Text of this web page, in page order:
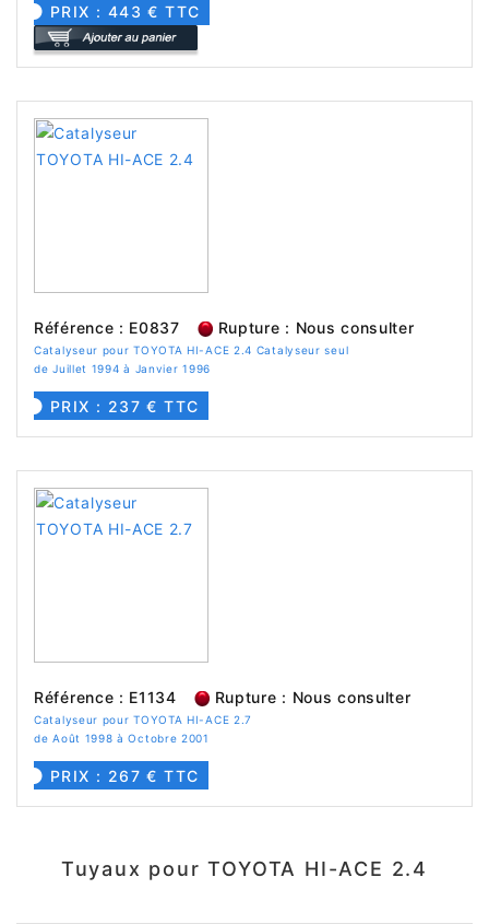
PRIX : 443 € TTC
Référence : E0837 Rupture : Nous consulter
Catalyseur pour TOYOTA HI-ACE 2.4 Catalyseur seul
de Juillet 1994 à Janvier 1996
PRIX : 237 € TTC
Référence : E1134 Rupture : Nous consulter
Catalyseur pour TOYOTA HI-ACE 2.7
de Août 1998 à Octobre 2001
PRIX : 267 € TTC
Tuyaux pour TOYOTA HI-ACE 2.4